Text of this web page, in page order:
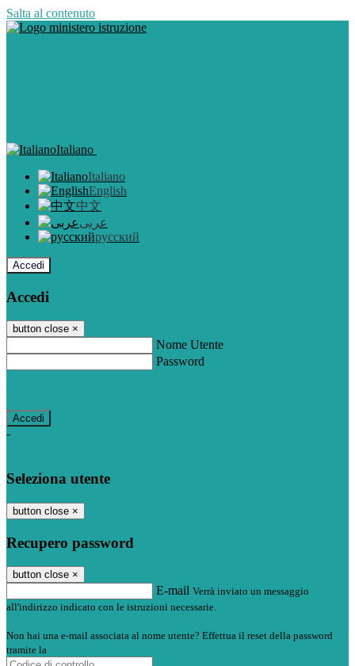
Salta al contenuto
Italiano
Italiano
English
中文
عربى
русский
Accedi
Accedi
button close ×
Nome Utente
Password
-
Seleziona utente
button close ×
Recupero password
button close ×
E-mail Verrà inviato un messaggio
all'indirizzo indicato con le istruzioni necessarie.
Non hai una e-mail associata al nome utente? Effettua il reset della password
tramite la